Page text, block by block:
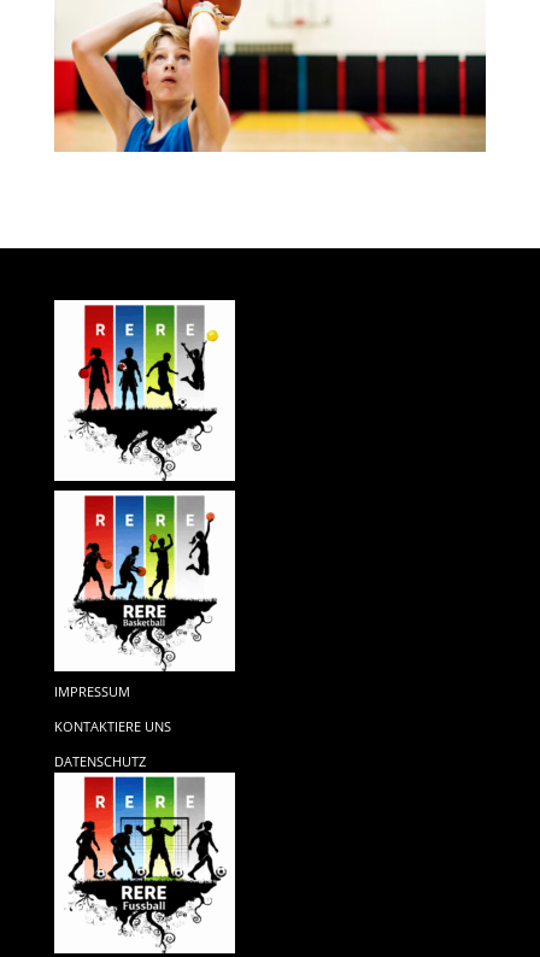
IMPRESSUM
KONTAKTIERE UNS
DATENSCHUTZ